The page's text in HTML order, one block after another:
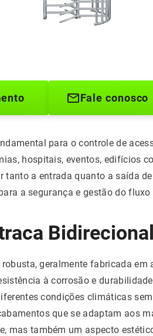
Fale conosco
para o controle de
hospitais, eventos, edifícios
a entrada quanto a saída
a segurança e gestão do
Bidirecional
geralmente fabricada em
à corrosão e
condições climáticas
que se adaptam aos
mas também um aspecto